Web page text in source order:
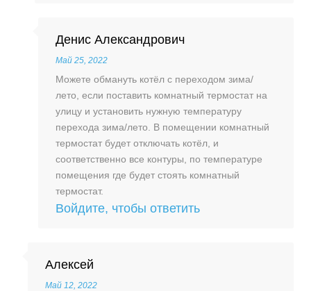
Денис Александрович
Май 25, 2022
Можете обмануть котёл с переходом зима/
лето, если поставить комнатный термостат на
улицу и установить нужную температуру
перехода зима/лето. В помещении комнатный
термостат будет отключать котёл, и
соответственно все контуры, по температуре
помещения где будет стоять комнатный
термостат.
Войдите, чтобы ответить
Алексей
Май 12, 2022